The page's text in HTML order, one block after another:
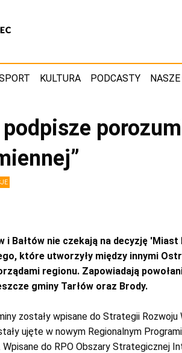
KULTURA PODCASTY
i Bałtów nie czekają na decyzję
które utworzyły między innymi
regionu. Zapowiadają
gminy Tarłów oraz Brody.
zostały wpisane do Strategii
ujęte w nowym Regionalnym
Wpisane do RPO Obszary Strategicznej